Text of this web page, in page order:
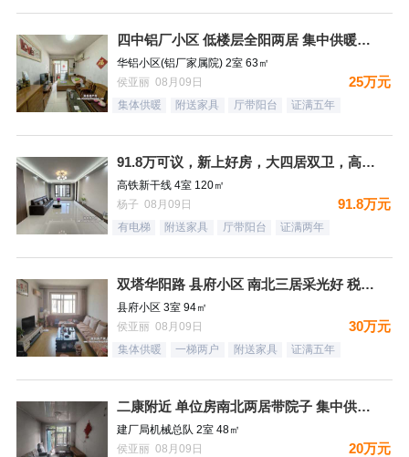
四中铝厂小区 低楼层全阳两居 集中供暖税费低
华铝小区(铝厂家属院) 2室 63㎡
侯亚丽 08月09日
25万元
集体供暖 附送家具 厅带阳台 证满五年
91.8万可议，新上好房，大四居双卫，高铁新干线，南北通透，
高铁新干线 4室 120㎡
杨子 08月09日
91.8万元
有电梯 附送家具 厅带阳台 证满两年
双塔华阳路 县府小区 南北三居采光好 税费低
县府小区 3室 94㎡
侯亚丽 08月09日
30万元
集体供暖 一梯两户 附送家具 证满五年
二康附近 单位房南北两居带院子 集中供暖税费低
建厂局机械总队 2室 48㎡
侯亚丽 08月09日
20万元